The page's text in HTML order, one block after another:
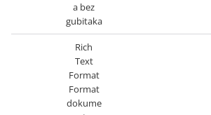
a bez
gubitaka
Rich
Text
Format
Format
dokume